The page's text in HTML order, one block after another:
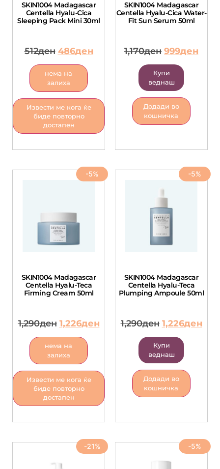
SKIN1004 Madagascar
Centella Hyalu-Cica
Sleeping Pack Mini 30ml
512ден 486ден
нема на
залиха
Извести ме кога ќе
биде повторно
достапен
SKIN1004 Madagascar
Centella Hyalu-Cica Water-
Fit Sun Serum 50ml
1,170ден 999ден
Купи
веднаш
Додади во
кошничка
-5%
SKIN1004 Madagascar
Centella Hyalu-Teca
Firming Cream 50ml
1,290ден 1,226ден
нема на
залиха
Извести ме кога ќе
биде повторно
достапен
-5%
SKIN1004 Madagascar
Centella Hyalu-Teca
Plumping Ampoule 50ml
1,290ден 1,226ден
Купи
веднаш
Додади во
кошничка
-21% -5%